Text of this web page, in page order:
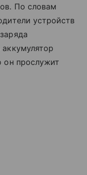
По словам
устройств
он прослужит